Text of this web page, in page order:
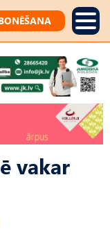
vakar